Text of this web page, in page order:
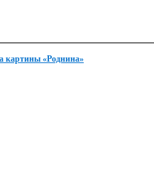
картины «Роднина»